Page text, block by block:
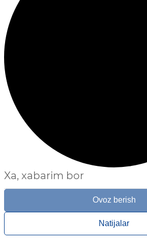
Xa, xabarim bor
Ovoz berish
Natijalar